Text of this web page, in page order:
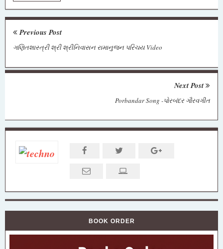
Previous Post
ગણિતશાસ્ત્રી શ્રી શ્રીનિવાસન રામાનુજન પરિચય Video
Next Post
Porbandar Song -પોરબંદર ગૌરવગીત
BOOK ORDER